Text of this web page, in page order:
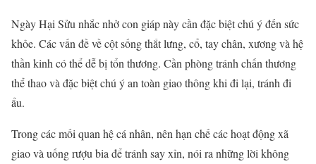
Ngày Hại Sửu nhắc nhở con giáp này cần đặc biệt chú ý đến sức
khỏe. Các vấn đề về cột sống thắt lưng, cổ, tay chân, xương và hệ
thần kinh có thể dễ bị tổn thương. Cần phòng tránh chấn thương
thể thao và đặc biệt chú ý an toàn giao thông khi đi lại, tránh đi
ẩu.
Trong các mối quan hệ cá nhân, nên hạn chế các hoạt động xã
giao và uống rượu bia để tránh say xỉn, nói ra những lời không